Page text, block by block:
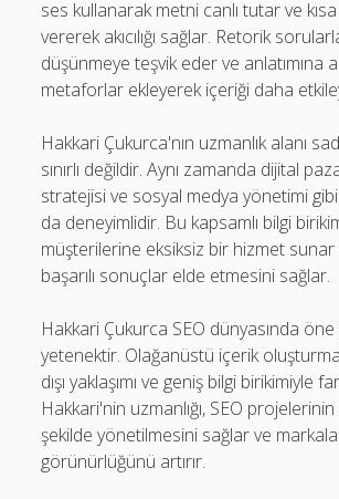
ses kullanarak metni canlı tutar ve
vererek akıcılığı sağlar. Retorik
düşünmeye teşvik eder ve anlatımına
metaforlar ekleyerek içeriği daha
Hakkari Çukurca'nın uzmanlık alanı
sınırlı değildir. Aynı zamanda dijital
stratejisi ve sosyal medya yönetimi
da deneyimlidir. Bu kapsamlı bilgi
müşterilerine eksiksiz bir hizmet
başarılı sonuçlar elde etmesini sağlar.
Hakkari Çukurca SEO dünyasında öne
yetenektir. Olağanüstü içerik
dışı yaklaşımı ve geniş bilgi birikimiyle
Hakkari'nin uzmanlığı, SEO projelerinin
şekilde yönetilmesini sağlar ve
görünürlüğünü artırır.